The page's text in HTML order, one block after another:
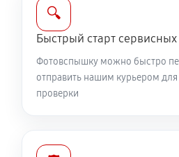
🔍
Быстрый старт сервисных
Фотовспышку можно быстро
отправить нашим курьером
проверки